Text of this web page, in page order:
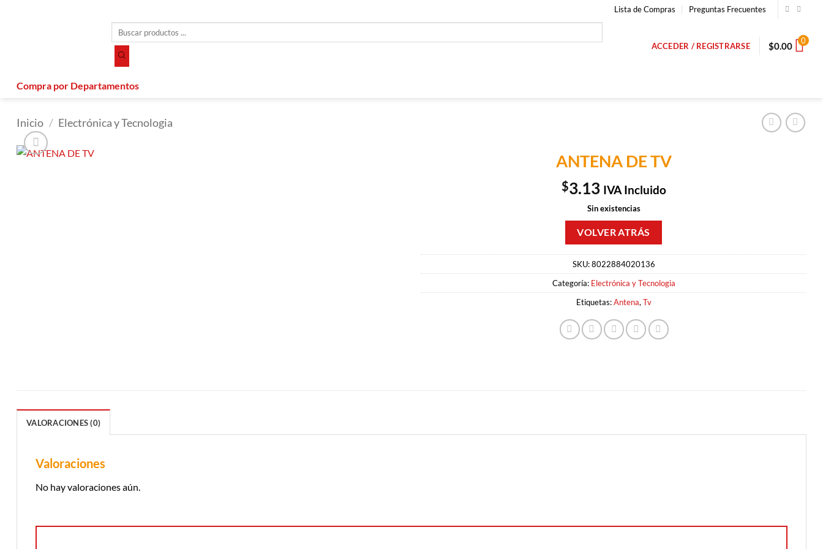
Lista de Compras Preguntas Frecuentes
productos
ACCEDER / REGISTRARSE $0.00 0
Compra por Departamentos
Inicio / Electrónica y Tecnologia
ANTENA DE TV
$3.13 IVA Incluido
Sin existencias
SKU:8022884020136
Categoría: Electrónica y Tecnologia
Etiquetas:Antena, Tv
VALORACIONES (0)
Valoraciones
No hay valoraciones aún.